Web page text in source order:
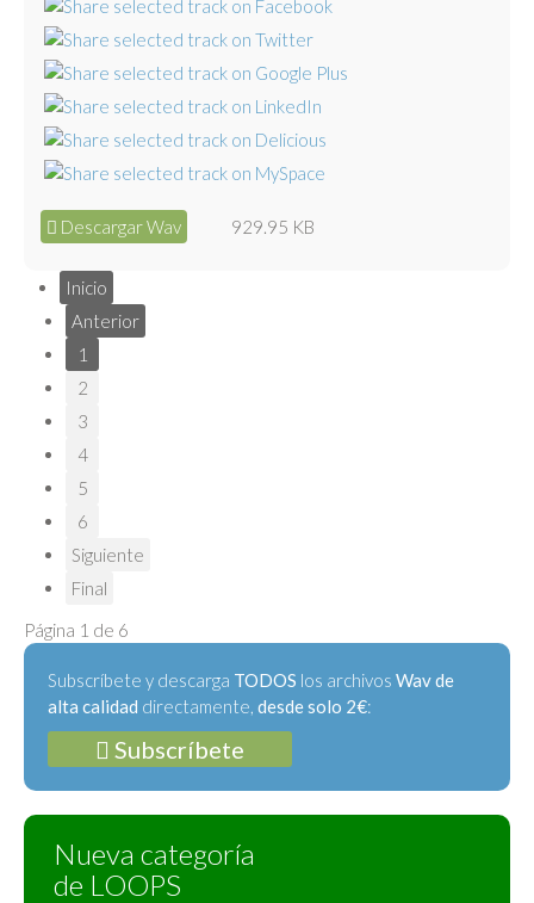
Descargar Wav 929.95 KB
Inicio
Anterior
1
2
3
4
5
6
Siguiente
Final
Página 1 de 6
Subscríbete y descarga TODOS los archivos Wav de
alta calidad directamente, desde solo 2€:
Subscríbete
Nueva categoría
de LOOPS